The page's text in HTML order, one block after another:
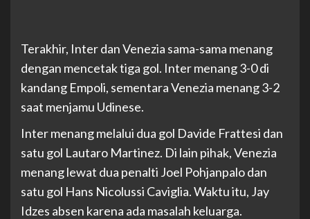
Terakhir, Inter dan Venezia sama-sama menang
dengan mencetak tiga gol. Inter menang 3-0 di
kandang Empoli, sementara Venezia menang 3-2
saat menjamu Udinese.
Inter menang melalui dua gol Davide Frattesi dan
satu gol Lautaro Martinez. Di lain pihak, Venezia
menang lewat dua penalti Joel Pohjanpalo dan
satu gol Hans Nicolussi Caviglia. Waktu itu, Jay
Idzes absen karena ada masalah keluarga.